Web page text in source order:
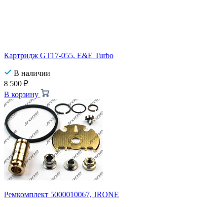
Картридж GT17-055, E&E Turbo
В наличии
8 500 ₽
В корзину
Ремкомплект 5000010067, JRONE